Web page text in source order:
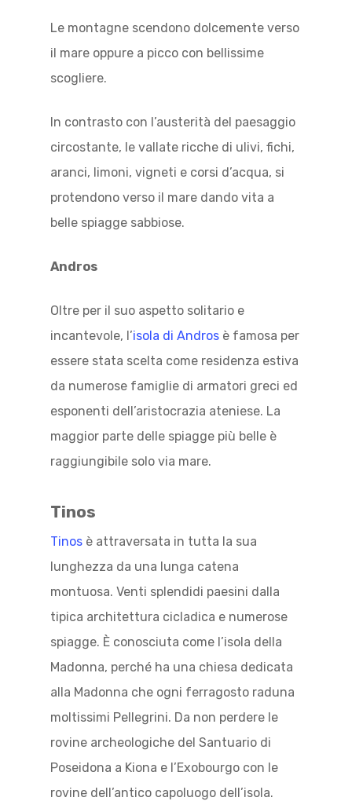
Le montagne scendono dolcemente verso
il mare oppure a picco con bellissime
scogliere.
In contrasto con l’austerità del paesaggio
circostante, le vallate ricche di ulivi, fichi,
aranci, limoni, vigneti e corsi d’acqua, si
protendono verso il mare dando vita a
belle spiagge sabbiose.
Andros
Oltre per il suo aspetto solitario e
incantevole, l’isola di Andros è famosa per
essere stata scelta come residenza estiva
da numerose famiglie di armatori greci ed
esponenti dell’aristocrazia ateniese. La
maggior parte delle spiagge più belle è
raggiungibile solo via mare.
Tinos
Tinos è attraversata in tutta la sua
lunghezza da una lunga catena
montuosa. Venti splendidi paesini dalla
tipica architettura cicladica e numerose
spiagge. È conosciuta come l’isola della
Madonna, perché ha una chiesa dedicata
alla Madonna che ogni ferragosto raduna
moltissimi Pellegrini. Da non perdere le
rovine archeologiche del Santuario di
Poseidona a Kiona e l’Exobourgo con le
rovine dell’antico capoluogo dell’isola.